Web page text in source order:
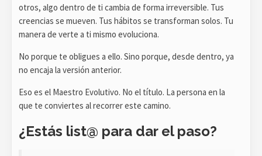
otros, algo dentro de ti cambia de forma irreversible. Tus
creencias se mueven. Tus hábitos se transforman solos. Tu
manera de verte a ti mismo evoluciona.
No porque te obligues a ello. Sino porque, desde dentro, ya
no encaja la versión anterior.
Eso es el Maestro Evolutivo. No el título. La persona en la
que te conviertes al recorrer este camino.
¿Estás list@ para dar el paso?